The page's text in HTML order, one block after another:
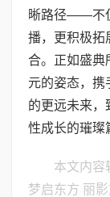
晰路径——不
播，更积极拓
合。正如盛典
元的姿态，携
的更远未来，
性成长的璀璨
本文内容
梦启东方 丽